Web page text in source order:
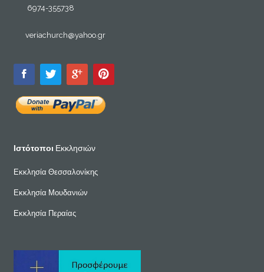
6974-355738
veriachurch@yahoo.gr
Ιστότοποι Εκκλησιών
Εκκλησία Θεσσαλονίκης
Εκκλησία Μουδανιών
Εκκλησία Περαίας